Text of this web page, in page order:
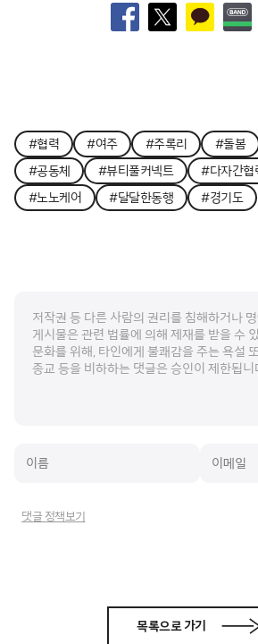
#협력 #여주 #주록리 #돌봄
#공동체
#뷰티풀커넥트 #다자간협
#노노케어
#달달한동행 #경기도
댓글 정책보기
목록으로 가기